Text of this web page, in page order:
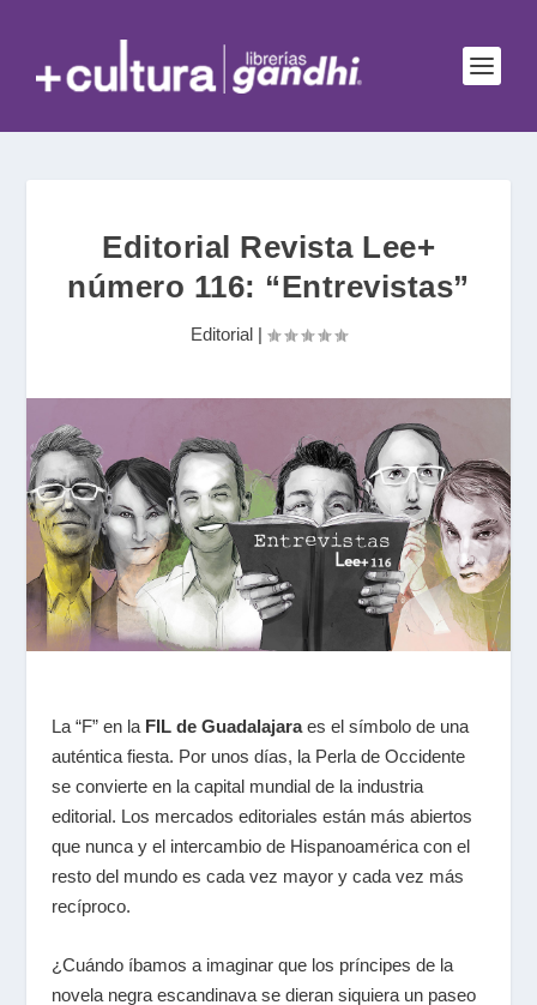
Editorial Revista Lee+
número 116: “Entrevistas”
Editorial |
La “F” en la FIL de Guadalajaraes el símbolo de una
auténtica fiesta. Por unos días, la Perla de Occidente
se convierte en la capital mundial de la industria
editorial. Los mercados editoriales están más abiertos
que nunca y el intercambio de Hispanoamérica con el
resto del mundo es cada vez mayor y cada vez más
recíproco.
¿Cuándo íbamos a imaginar que los príncipes de la
novela negra escandinava se dieran siquiera un paseo